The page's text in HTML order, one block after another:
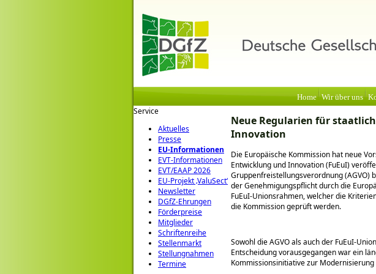
Home Wir über uns
Service
Aktuelles
Presse
EU-Informationen
EVT-Informationen
EVT/EAAP 2026
EU-Projekt ‚ValuSect‘
Newsletter
DGfZ-Ehrungen
Förderpreise
Mitglieder
Schriftenreihe
Stellenmarkt
Stellungnahmen
Termine
Neue Regularien für
Innovation
Die Europäische Kommission hat neue
Entwicklung und Innovation (FuEuI)
Gruppenfreistellungsverordnung (AGVO)
der Genehmigungspflicht durch die
FuEuI-Unionsrahmen, welcher die
die Kommission geprüft werden.
Sowohl die AGVO als auch der FuEuI-
Entscheidung vorausgegangen war ein
Kommissionsinitiative zur